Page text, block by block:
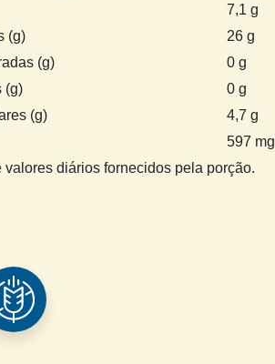
7,1 g
(g)
26 g
(g)
0 g
(g)
0 g
(g)
4,7 g
597 mg
valores diários fornecidos pela porção.